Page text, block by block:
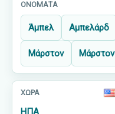
Άμπελ Αμπελάρδ
Μάρστον Μάρστον
ΗΠΑ